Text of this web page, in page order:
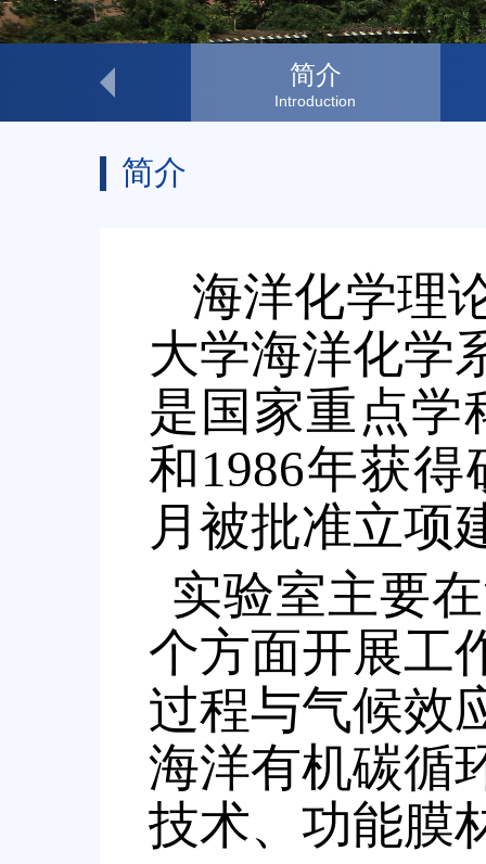
联系我们 简介
Introduction
简介
海洋化学理
大学海洋化学
是国家重点学
和1986年获得
月被批准立项
实验室主要
个方面开展工
过程与气候效
海洋有机碳循
技术、功能膜